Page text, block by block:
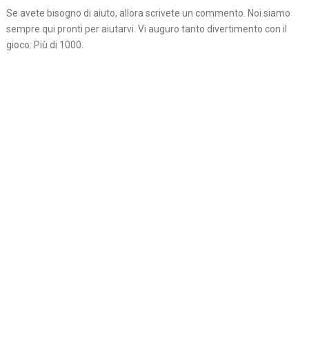
Se avete bisogno di aiuto, allora scrivete un commento. Noi siamo
sempre qui pronti per aiutarvi. Vi auguro tanto divertimento con il
gioco: Più di 1000.